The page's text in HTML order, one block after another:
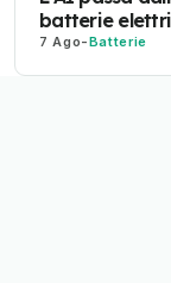
batterie
7 Ago-Batterie